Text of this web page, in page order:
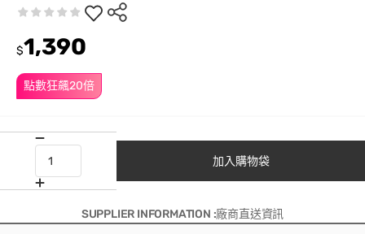
點數狂飆20倍
$1,390
加入購物袋
SUPPLIER INFORMATION :廠商直送資訊